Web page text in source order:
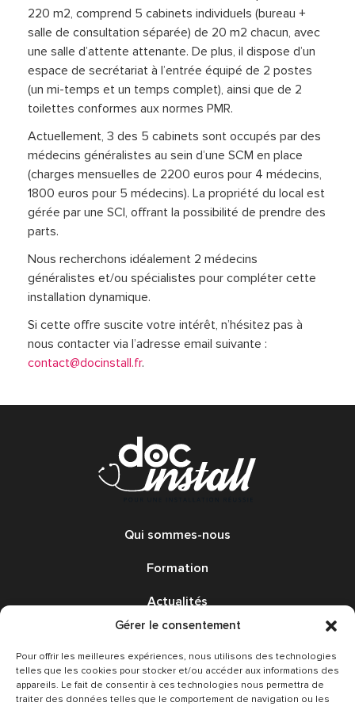
Gérer le consentement
Pour offrir les meilleures expériences, nous utilisons des technologies
telles que les cookies pour stocker et/ou accéder aux informations des
appareils. Le fait de consentir à ces technologies nous permettra de
traiter des données telles que le comportement de navigation ou les
220 m2, comprend 5 cabinets individuels (bureau +
salle de consultation séparée) de 20 m2 chacun, avec
une salle d’attente attenante. De plus, il dispose d’un
espace de secrétariat à l’entrée équipé de 2 postes
(un mi-temps et un temps complet), ainsi que de 2
toilettes conformes aux normes PMR.
Actuellement, 3 des 5 cabinets sont occupés par des
médecins généralistes au sein d’une SCM en place
(charges mensuelles de 2200 euros pour 4 médecins,
1800 euros pour 5 médecins). La propriété du local est
gérée par une SCI, offrant la possibilité de prendre des
parts.
Nous recherchons idéalement 2 médecins
généralistes et/ou spécialistes pour compléter cette
installation dynamique.
Si cette offre suscite votre intérêt, n’hésitez pas à
nous contacter via l’adresse email suivante :
contact@docinstall.fr.
Qui sommes-nous
Formation
Actualités
Avis
Nous contacter